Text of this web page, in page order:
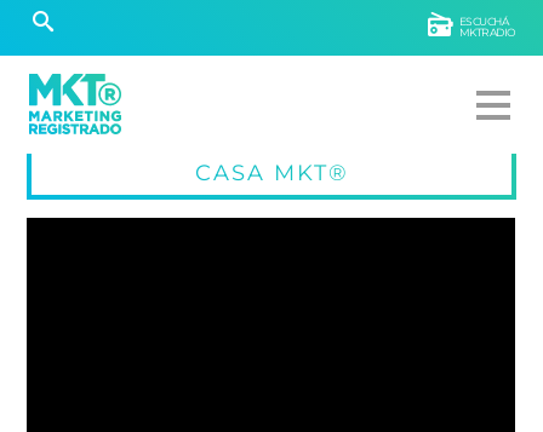
ESCUCHÁ
MKTRADIO
CASA MKT®